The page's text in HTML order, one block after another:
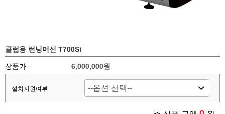
클럽용 런닝머신 T700Si
상품가 6,000,000원
설치지원여부